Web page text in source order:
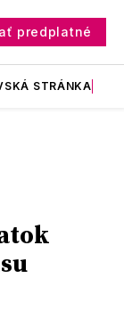
predplatné
STRÁNKA